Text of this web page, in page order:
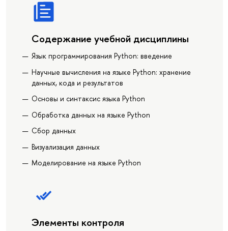
Содержание учебной дисциплины
Язык программирования Python: введение
Научные вычисления на языке Python: хранение
данных, кода и результатов
Основы и синтаксис языка Python
Обработка данных на языке Python
Сбор данных
Визуализация данных
Моделирование на языке Python
Элементы контроля